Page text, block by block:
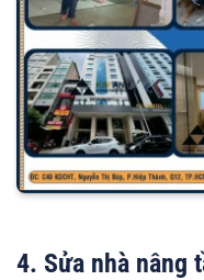
4. Sửa nhà nâng